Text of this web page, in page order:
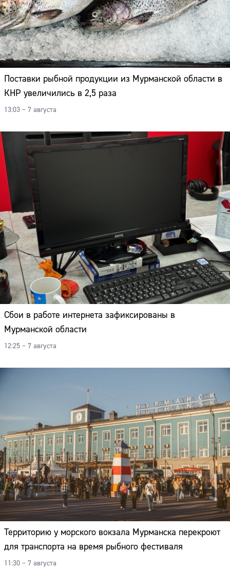
Поставки рыбной продукции из Мурманской области в
КНР увеличились в 2,5 раза
13:03 – 7 августа
Сбои в работе интернета зафиксированы в
Мурманской области
12:25 – 7 августа
Территорию у морского вокзала Мурманска перекроют
для транспорта на время рыбного фестиваля
11:30 – 7 августа